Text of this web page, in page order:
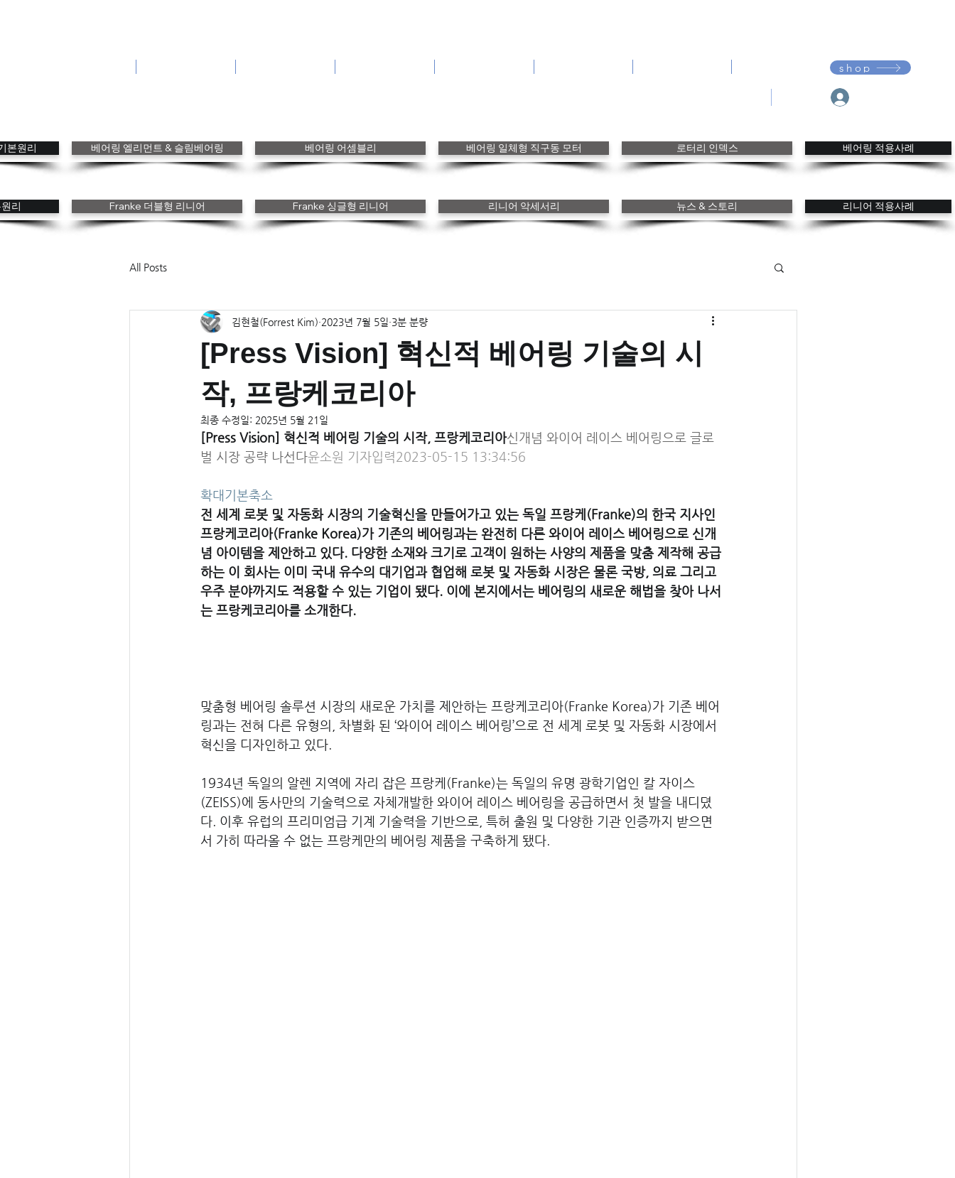
shop
본원리 베어링 엘리먼트 & 슬림베어링 베어링 어셈블리 베어링 일체형 직구동 모터 로터리 인덱스 베어링 적용사례
리 Franke 더블형 리니어 Franke 싱글형 리니어 리니어 악세서리 뉴스 & 스토리 리니어 적용사례
All Posts
[Press Vision] 혁신적 베어링 기술의 시
작, 프랑케코리아
김현철(Forrest Kim) 2023년 7월 5일 3분 분량
최종 수정일: 2025년 5월 21일
[Press Vision] 혁신적 베어링 기술의 시작, 프랑케코리아신개념 와이어 레이스 베어링으로 글로
벌 시장 공략 나선다윤소원 기자입력2023-05-15 13:34:56
확대기본축소
전 세계 로봇 및 자동화 시장의 기술혁신을 만들어가고 있는 독일 프랑케(Franke)의 한국 지사인
프랑케코리아(Franke Korea)가 기존의 베어링과는 완전히 다른 와이어 레이스 베어링으로 신개
념 아이템을 제안하고 있다. 다양한 소재와 크기로 고객이 원하는 사양의 제품을 맞춤 제작해 공급
하는 이 회사는 이미 국내 유수의 대기업과 협업해 로봇 및 자동화 시장은 물론 국방, 의료 그리고
우주 분야까지도 적용할 수 있는 기업이 됐다. 이에 본지에서는 베어링의 새로운 해법을 찾아 나서
는 프랑케코리아를 소개한다.
맞춤형 베어링 솔루션 시장의 새로운 가치를 제안하는 프랑케코리아(Franke Korea)가 기존 베어
링과는 전혀 다른 유형의, 차별화 된 ‘와이어 레이스 베어링’으로 전 세계 로봇 및 자동화 시장에서
혁신을 디자인하고 있다.
1934년 독일의 알렌 지역에 자리 잡은 프랑케(Franke)는 독일의 유명 광학기업인 칼 자이스
(ZEISS)에 동사만의 기술력으로 자체개발한 와이어 레이스 베어링을 공급하면서 첫 발을 내디뎠
다. 이후 유럽의 프리미엄급 기계 기술력을 기반으로, 특허 출원 및 다양한 기관 인증까지 받으면
서 가히 따라올 수 없는 프랑케만의 베어링 제품을 구축하게 됐다.